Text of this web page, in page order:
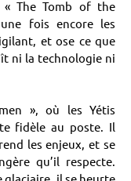
« The Tomb of the
fois encore les
et ose ce que
ni la technologie ni
», où les Yétis
fidèle au poste. Il
les enjeux, et se
qu’il respecte.
glaciaire, il se heurte